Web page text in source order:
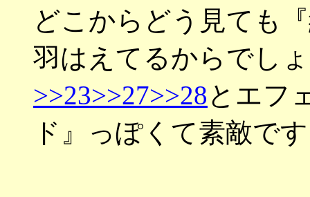
どこからどう見ても
羽はえてるからでし
>>23>>27>>28とエフ
ド』っぽくて素敵で